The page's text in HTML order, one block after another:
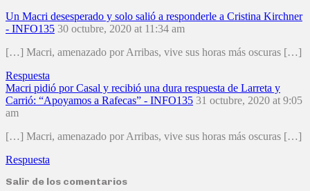
Un Macri desesperado y solo salió a responderle a Cristina Kirchner
- INFO135 30 octubre, 2020 at 11:34 am
[…] Macri, amenazado por Arribas, vive sus horas más oscuras […]
Respuesta
Macri pidió por Casal y recibió una dura respuesta de Larreta y
Carrió: “Apoyamos a Rafecas” - INFO135 31 octubre, 2020 at 9:05
am
[…] Macri, amenazado por Arribas, vive sus horas más oscuras […]
Respuesta
Salir de los comentarios